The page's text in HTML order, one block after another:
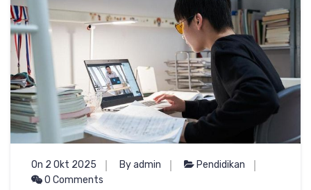
On 2 Okt 2025 By admin
Pendidikan
0 Comments